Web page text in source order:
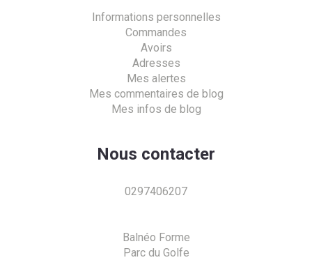
Informations personnelles
Commandes
Avoirs
Adresses
Mes alertes
Mes commentaires de blog
Mes infos de blog
Nous contacter
0297406207
Balnéo Forme
Parc du Golfe